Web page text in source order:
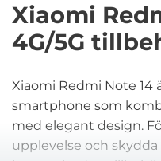
Xiaomi
4G/5G
Xiaomi Redmi Note 14
smartphone som
med elegant design.
upplevelse och